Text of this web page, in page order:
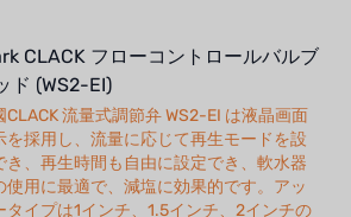
CLACK フローコントロールバルブ
ド (WS2-EI)
CLACK 流量式調節弁 WS2-EI は液晶画面
を採用し、流量に応じて再生モードを設
き、再生時間も自由に設定でき、軟水器
使用に最適で、減塩に効果的です。アッ
タイプは1インチ、1.5インチ、2インチの